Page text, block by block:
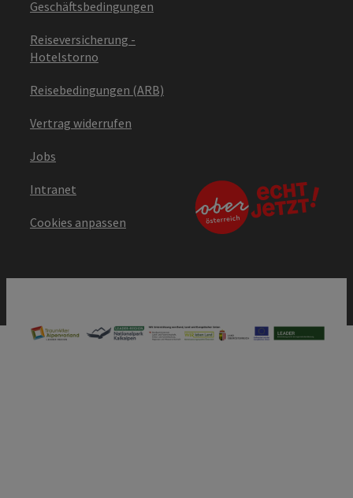
Geschäftsbedingungen
Reiseversicherung -
Hotelstorno
Reisebedingungen (ARB)
Vertrag widerrufen
Jobs
Intranet
Cookies anpassen